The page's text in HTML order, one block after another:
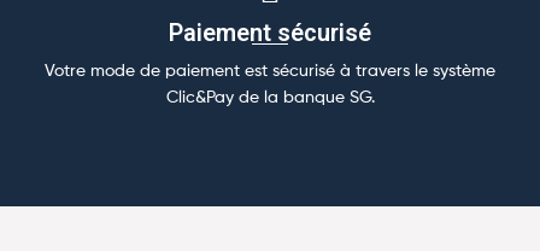
Paiement sécurisé
Votre mode de paiement est sécurisé à travers le système
Clic&Pay de la banque SG.